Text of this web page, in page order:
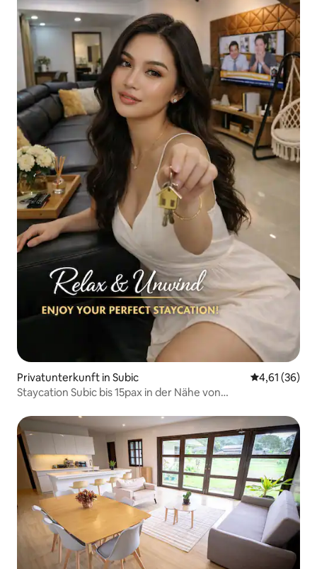
Privatunterkunft in Subic
4,61 (36)
Staycation Subic bis 15pax in der Nähe von